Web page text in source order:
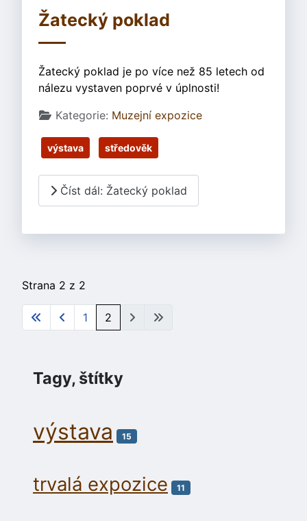
Žatecký poklad
Žatecký poklad je po více než 85 letech od
nálezu vystaven poprvé v úplnosti!
Základní údaje
Kategorie: Muzejní expozice
výstava středověk
Číst dál: Žatecký poklad
Strana 2 z 2
1 2
Tagy, štítky
výstava 15
trvalá expozice 11